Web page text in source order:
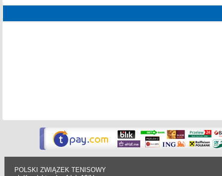
POLSKI ZWIĄZEK TENISOWY